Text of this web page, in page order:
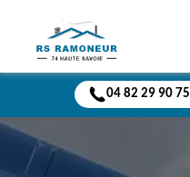
04 82 29 90 75